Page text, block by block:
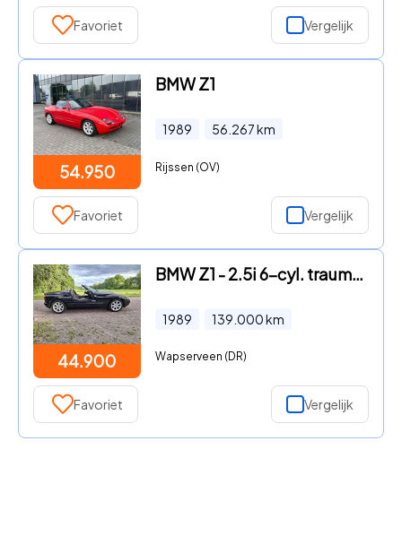
Favoriet Vergelijk
54.950
BMW Z1
1989 56.267km
Rijssen (OV)
Favoriet Vergelijk
44.900
BMW Z1 - 2.5i 6-cyl. traumschwarz 139000 km
1989 139.000km
Wapserveen (DR)
Favoriet Vergelijk